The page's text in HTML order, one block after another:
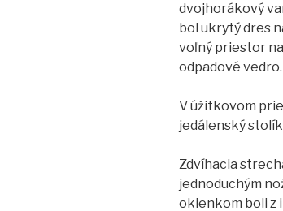
dvojhorákový
bol ukrytý dres
voľný priestor
odpadové vedro.
V úžitkovom
jedálenský
Zdvíhacia
jednoduchým
okienkom boli z